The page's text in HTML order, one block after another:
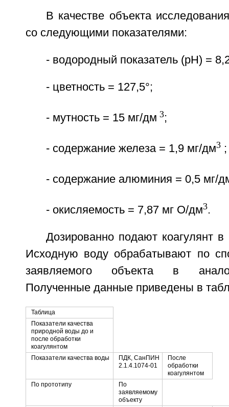
В качестве объекта
со следующими показателями:
- водородный показатель (pH) =
- цветность = 127,5°;
- мутность = 15 мг/дм 3;
- содержание железа = 1,9 мг/дм3;
- содержание алюминия = 0,5 мг/
- окисляемость = 7,87 мг O/дм3.
Дозированно подают коагулянт в
Исходную воду обрабатывают по
заявляемого объекта в
Полученные данные приведены в
Таблица
Показатели качества
природной воды до и
после обработки
коагулянтом
Показатели качества воды
ПДК, СанПИН
2.1.4.1074-01
После
обработки
коагулянтом
По прототипу
По
заявляемому
объекту